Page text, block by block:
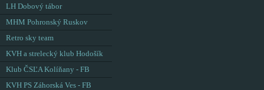
LH Dobový tábor
MHM Pohronský Ruskov
Retro sky team
KVH a strelecký klub Hodošík
Klub ČSĽA Kolíňany - FB
KVH PS Záhorská Ves - FB